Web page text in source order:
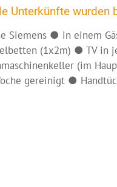
Unterkünfte wurden
Siemens ● in einem
(1x2m) ● TV
(im
gereinigt ●